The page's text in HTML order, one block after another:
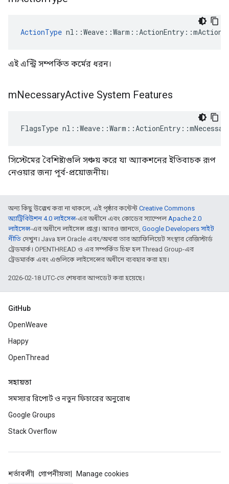
ActionType
এই এন্ট্রি সম্পর্কিত কর্মের ধরন।
mNecessaryActive System Features
FlagsType
সিস্টেমের বৈশিষ্ট্যগুলি সঞ্চয় করে যা অ্যাকশনের ইতিবাচক রূপ
নেওয়ার জন্য পূর্ব-প্রয়োজনীয়।
অন্য কিছু উল্লেখ করা না থাকলে, এই পৃষ্ঠার কন্টেন্ট Creative Commons
অ্যাট্রিবিউশন 4.0 লাইসেন্স-এর অধীনে এবং কোডের স্যাম্পেলApache 2.0
লাইসেন্স-এর অধীনে লাইসেন্স প্রাপ্ত। আরও জানতে, Google Developers সাইট
নীতি দেখুন। Java হল Oracle এবং/অথবা তার অ্যাফিলিয়েট সংস্থার রেজিস্টার্ড
ট্রেডমার্ক। OPENTHREAD ও এর সম্পর্কিত চিহ্ন হল Thread Group-এর
ট্রেডমার্রক এবং এগুলিকে লাইসেন্সের অধীনে ব্যবহার করা হয়।
2026-02-18 UTC-তে শেষবার আপডেট করা হয়েছে।
GitHub
OpenWeave
Happy
OpenThread
সহায়তা
সমস্যার রিপোর্ট ও নতুন ফিচারের অনুরোধ
Google Groups
Stack Overflow
শর্তাবলী গোপনীয়তা Manage cookies